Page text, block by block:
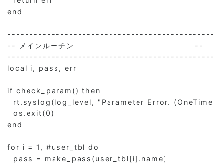
end
-- メインルーチン                                         --
local i, pass, err
if check_param() then
rt.syslog(log_level, "Parameter Error.
  os.exit(0)
end
for i = 1, #user_tbl do
  pass = make_pass(user_tbl[i].name)